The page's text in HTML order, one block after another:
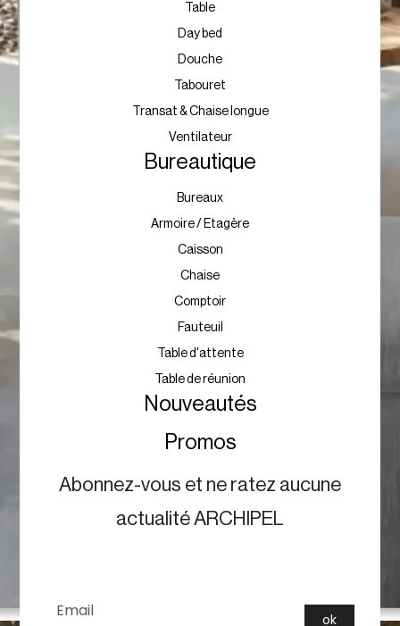
Table
Day bed
Douche
Tabouret
Transat & Chaise longue
Ventilateur
Bureautique
Bureaux
Armoire / Etagère
Caisson
Chaise
Comptoir
Fauteuil
Table d'attente
Table de réunion
Nouveautés
Promos
Abonnez-vous et ne ratez aucune
actualité ARCHIPEL